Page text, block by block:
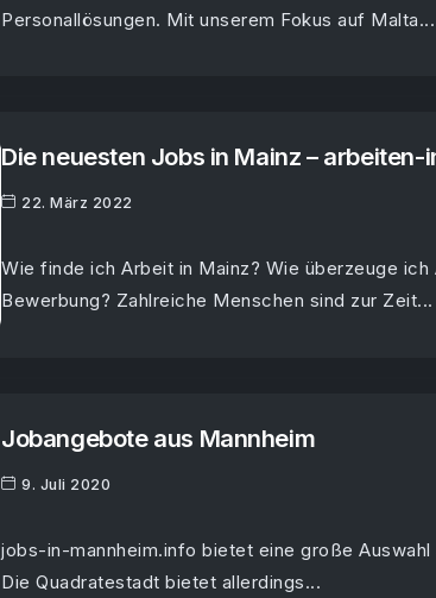
Personallösungen. Mit unserem Fokus auf Malta...
Die neuesten Jobs in Mainz –
22. März 2022
Wie finde ich Arbeit in Mainz? Wie überzeuge
Bewerbung? Zahlreiche Menschen sind zur Zeit...
Jobangebote aus Mannheim
9. Juli 2020
jobs-in-mannheim.info bietet eine große
Die Quadratestadt bietet allerdings...